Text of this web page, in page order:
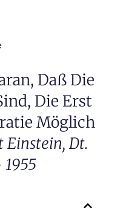
Daß Die
Die Erst
Möglich
Einstein, Dt.